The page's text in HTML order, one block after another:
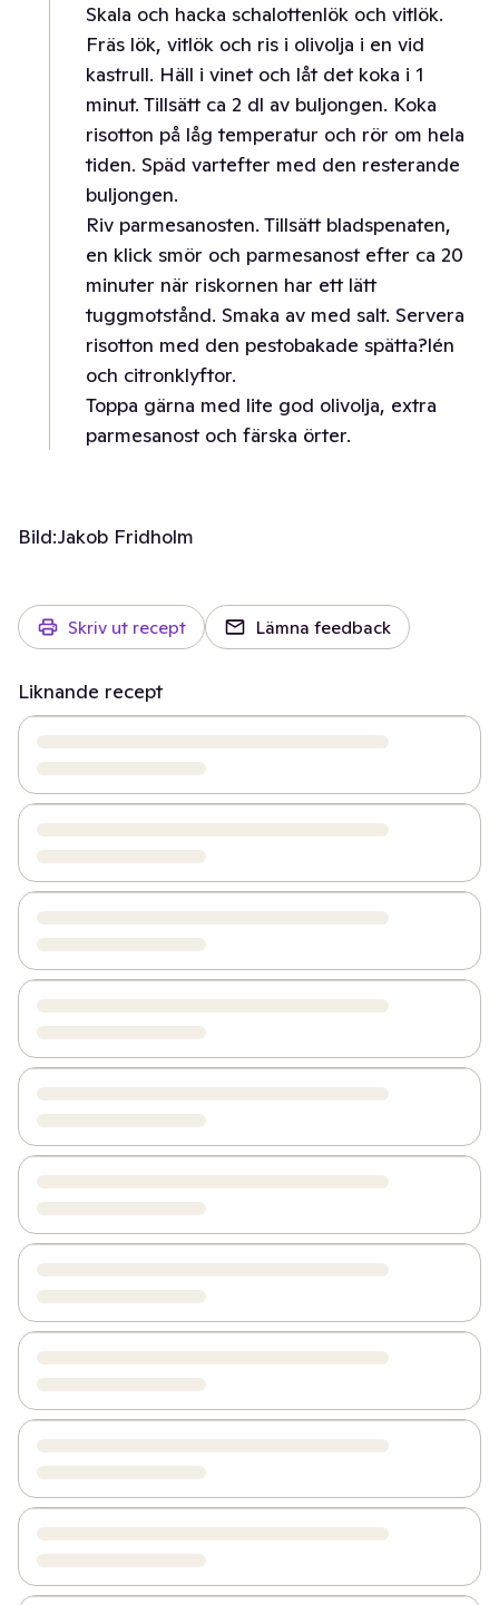
Skala och hacka schalottenlök och vitlök.
Fräs lök, vitlök och ris i olivolja i en vid
kastrull. Häll i vinet och låt det koka i 1
minut. Tillsätt ca 2 dl av buljongen. Koka
risotton på låg temperatur och rör om hela
tiden. Späd vartefter med den resterande
buljongen.
Riv parmesanosten. Tillsätt bladspenaten,
en klick smör och parmesanost efter ca 20
minuter när riskornen har ett lätt
tuggmotstånd. Smaka av med salt. Servera
risotton med den pestobakade spätta?lén
och citronklyftor.
Toppa gärna med lite god olivolja, extra
parmesanost och färska örter.
Bild:Jakob Fridholm
Skriv ut recept Lämna feedback
Liknande recept